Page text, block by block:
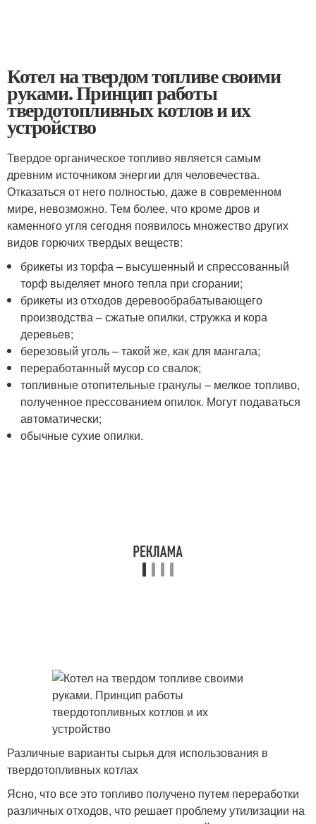
Котел на твердом топливе своими
руками. Принцип работы
твердотопливных котлов и их
устройство
Твердое органическое топливо является самым
древним источником энергии для человечества.
Отказаться от него полностью, даже в современном
мире, невозможно. Тем более, что кроме дров и
каменного угля сегодня появилось множество других
видов горючих твердых веществ:
брикеты из торфа – высушенный и спрессованный
торф выделяет много тепла при сгорании;
брикеты из отходов деревообрабатывающего
производства – сжатые опилки, стружка и кора
деревьев;
березовый уголь – такой же, как для мангала;
переработанный мусор со свалок;
топливные отопительные гранулы – мелкое топливо,
полученное прессованием опилок. Могут подаваться
автоматически;
обычные сухие опилки.
Различные варианты сырья для использования в
твердотопливных котлах
Ясно, что все это топливо получено путем переработки
различных отходов, что решает проблему утилизации на